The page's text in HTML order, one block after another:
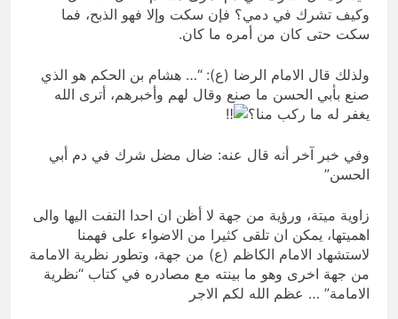
وكيف تشرك في دمي؟ فإن سكت وإلا فهو الذبح، فما
سكت حتى كان من أمره ما كان.
ولذلك قال الامام الرضا (ع): “… هشام بن الحكم هو الذي
صنع بأبي الحسن ما صنع وقال لهم وأخبرهم، أترى الله
يغفر له ما ركب منا؟
وفي خبر آخر أنه قال عنه: ضال مضل شرك في دم أبي
الحسن”
زاوية ميتة، ورؤية من جهة لا أظن ان احدا التفت اليها والى
اهميتها، يمكن ان تلقى كثيرا من الاضواء على فهمنا
لاستشهاد الامام الكاظم (ع) من جهة، وتطور نظرية الامامة
من جهة اخرى وهو ما بينته مع مصادره في كتاب “نظرية
الامامة” … عظم الله لكم الاجر